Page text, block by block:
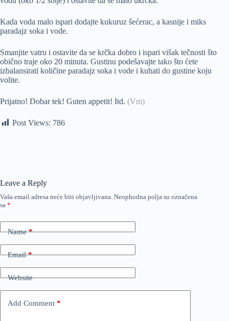
Kada voda malo ispari dodajte kukuruz šećerac, a kasnije i miks
paradajz soka i vode.
Smanjite vatru i ostavite da se krčka dobro i ispari višak tečnosti što
obično traje oko 20 minuta. Gustinu podešavajte tako što ćete
izbalansirati količine paradajz soka i vode i kuhati do gustine koju
volite.
Prijatno! Dobar tek! Guten appetit! Itd. (Vm)
Post Views: 786
Leave a Reply
Vaša email adresa neće biti objavljivana. Neophodna polja su označena
sa *
Name*
Email*
Website
Add Comment *